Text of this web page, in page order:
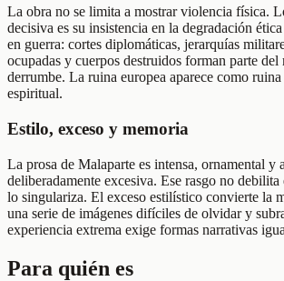
La obra no se limita a mostrar violencia física.
decisiva es su insistencia en la degradación
en guerra: cortes diplomáticas, jerarquías
ocupadas y cuerpos destruidos forman parte del
derrumbe. La ruina europea aparece como
espiritual.
Estilo, exceso y memoria
La prosa de Malaparte es intensa, ornamental y
deliberadamente excesiva. Ese rasgo no
lo singulariza. El exceso estilístico convierte la
una serie de imágenes difíciles de olvidar y
experiencia extrema exige formas narrativas
Para quién es